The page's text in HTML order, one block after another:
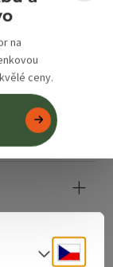
na
ceny.
Cesky
Volba